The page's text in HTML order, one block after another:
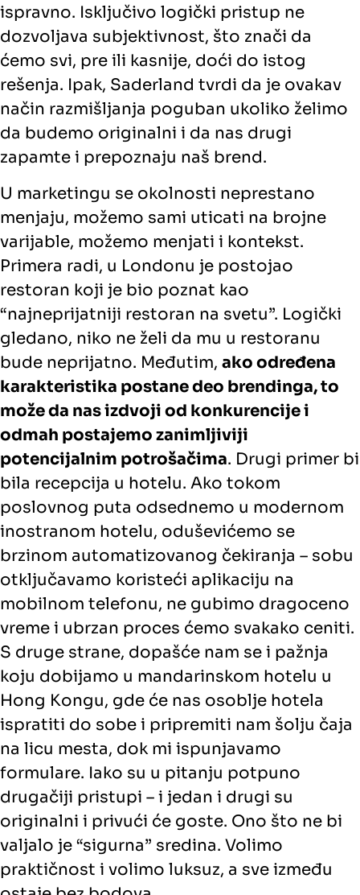
ispravno. Isključivo logički pristup ne
dozvoljava subjektivnost, što znači da
ćemo svi, pre ili kasnije, doći do istog
rešenja. Ipak, Saderland tvrdi da je ovakav
način razmišljanja poguban ukoliko želimo
da budemo originalni i da nas drugi
zapamte i prepoznaju naš brend.
U marketingu se okolnosti neprestano
menjaju, možemo sami uticati na brojne
varijable, možemo menjati i kontekst.
Primera radi, u Londonu je postojao
restoran koji je bio poznat kao
“najneprijatniji restoran na svetu”. Logički
gledano, niko ne želi da mu u restoranu
bude neprijatno. Međutim, ako određena
karakteristika postane deo brendinga, to
može da nas izdvoji od konkurencije i
odmah postajemo zanimljiviji
potencijalnim potrošačima. Drugi primer bi
bila recepcija u hotelu. Ako tokom
poslovnog puta odsednemo u modernom
inostranom hotelu, oduševićemo se
brzinom automatizovanog čekiranja – sobu
otključavamo koristeći aplikaciju na
mobilnom telefonu, ne gubimo dragoceno
vreme i ubrzan proces ćemo svakako ceniti.
S druge strane, dopašće nam se i pažnja
koju dobijamo u mandarinskom hotelu u
Hong Kongu, gde će nas osoblje hotela
ispratiti do sobe i pripremiti nam šolju čaja
na licu mesta, dok mi ispunjavamo
formulare. Iako su u pitanju potpuno
drugačiji pristupi – i jedan i drugi su
originalni i privući će goste. Ono što ne bi
valjalo je “sigurna” sredina. Volimo
praktičnost i volimo luksuz, a sve između